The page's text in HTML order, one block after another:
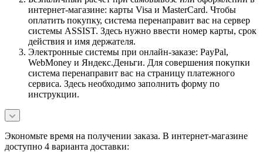
интернет-магазине: карты Visa и MasterCard. Чтобы
оплатить покупку, система перенаправит вас на сервер
системы ASSIST. Здесь нужно ввести номер карты, срок
действия и имя держателя.
Электронные системы при онлайн-заказе: PayPal,
WebMoney и Яндекс.Деньги. Для совершения покупки
система перенаправит вас на страницу платежного
сервиса. Здесь необходимо заполнить форму по
инструкции.
Экономьте время на получении заказа. В интернет-магазине
доступно 4 варианта доставки: